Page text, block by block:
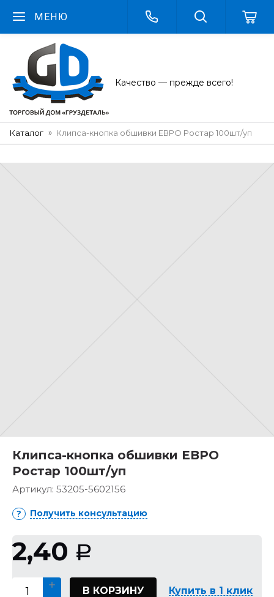
МЕНЮ
Качество — прежде всего!
Каталог Клипса-кнопка обшивки ЕВРО Ростар 100шт/уп
Клипса-кнопка обшивки ЕВРО
Ростар 100шт/уп
Артикул: 53205-5602156
Получить консультацию
2,40 Р
В КОРЗИНУ Купить в 1 клик